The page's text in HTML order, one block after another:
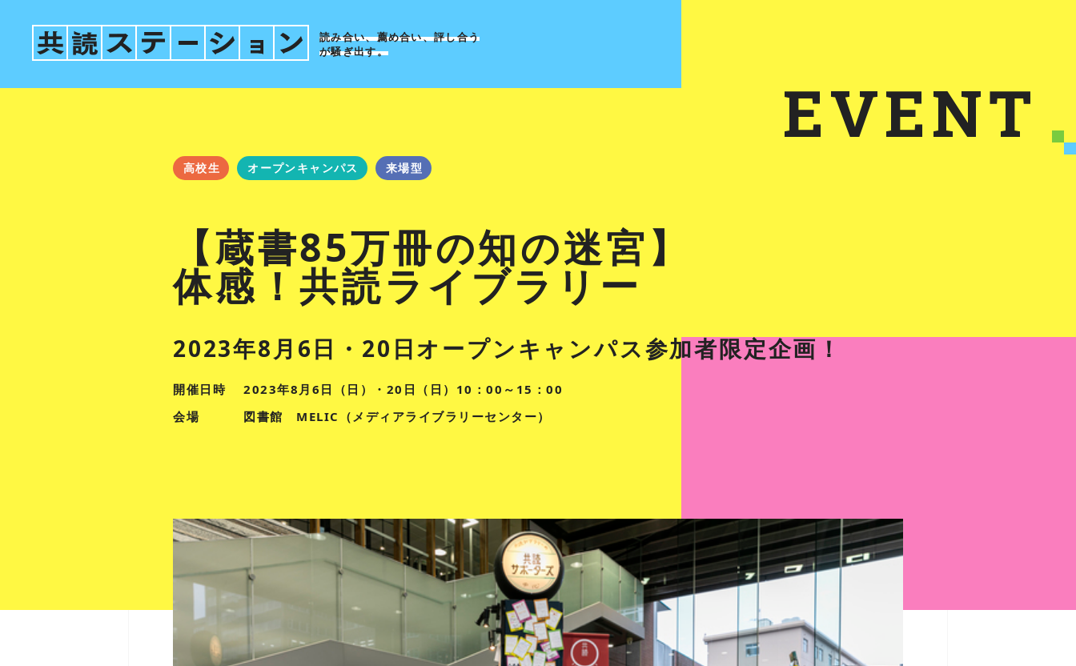
読み合い、薦め合い、評し合う
が騒ぎ出す。
EVENT
高校生 オープンキャンパス 来場型
【蔵書85万冊の知の迷宮】
体感！共読ライブラリー
2023年8月6日・20日オープンキャンパス参加者限定企画！
開催日時
2023年8月6日（日）・20日（日）10：00～15：00
会場
図書館 MELIC（メディアライブラリーセンター）